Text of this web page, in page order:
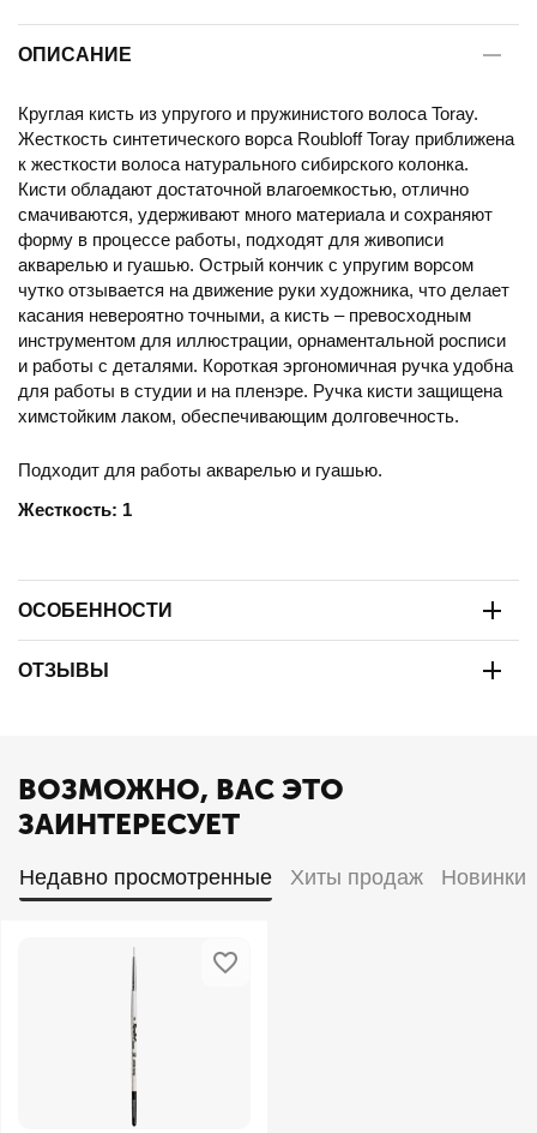
ОПИСАНИЕ
Круглая кисть из упругого и пружинистого волоса Toray.
Жесткость синтетического ворса Roubloff Toray приближена
к жесткости волоса натурального сибирского колонка.
Кисти обладают достаточной влагоемкостью, отлично
смачиваются, удерживают много материала и сохраняют
форму в процессе работы, подходят для живописи
акварелью и гуашью. Острый кончик с упругим ворсом
чутко отзывается на движение руки художника, что делает
касания невероятно точными, а кисть – превосходным
инструментом для иллюстрации, орнаментальной росписи
и работы с деталями. Короткая эргономичная ручка удобна
для работы в студии и на пленэре. Ручка кисти защищена
химстойким лаком, обеспечивающим долговечность.
Подходит для работы акварелью и гуашью.
Жесткость: 1
ОСОБЕННОСТИ
ОТЗЫВЫ
ВОЗМОЖНО, ВАС ЭТО
ЗАИНТЕРЕСУЕТ
Недавно просмотренные Хиты продаж Новинки